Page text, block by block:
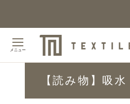
メニュー
【読み物】吸